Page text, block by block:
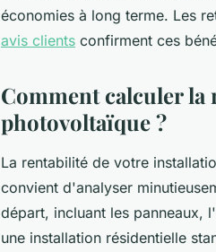
économies à long terme. Les
avis clients confirment ces
Comment calculer
photovoltaïque ?
La rentabilité de votre
convient d'analyser
départ, incluant les panneaux,
une installation résidentielle